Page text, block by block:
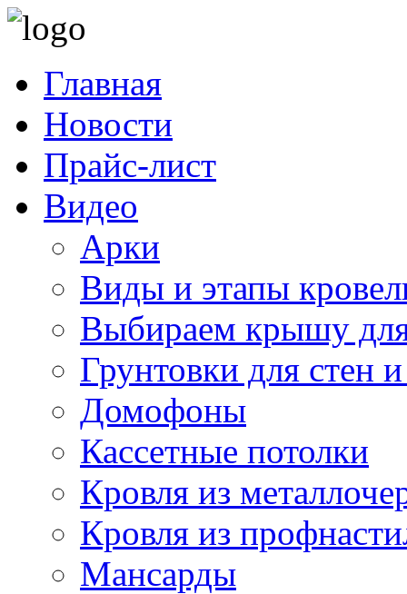
Главная
Новости
Прайс-лист
Видео
Арки
Виды и этапы
Выбираем крышу
Грунтовки для стен
Домофоны
Кассетные потолки
Кровля из
Кровля из
Мансарды